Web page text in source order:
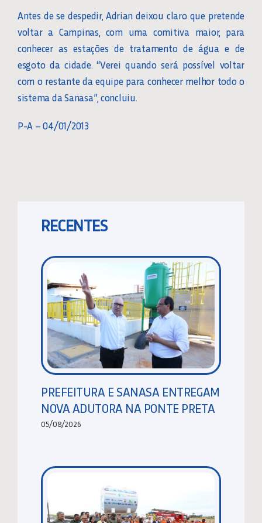
Antes de se despedir, Adrian deixou claro que pretende
voltar a Campinas, com uma comitiva maior, para
conhecer as estações de tratamento de água e de
esgoto da cidade. “Verei quando será possível voltar
com o restante da equipe para conhecer melhor todo o
sistema da Sanasa”, concluiu.
P-A – 04/01/2013
RECENTES
PREFEITURA E SANASA ENTREGAM
NOVA ADUTORA NA PONTE PRETA
05/08/2026